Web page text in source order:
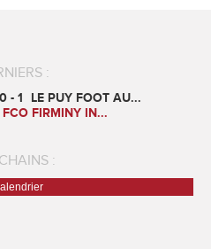
:
0 - 1
LE PUY FOOT AU...
FCO FIRMINY IN...
: